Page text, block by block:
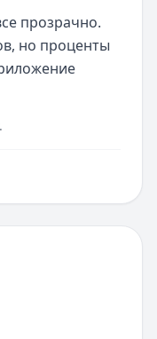
прозрачно.
но проценты